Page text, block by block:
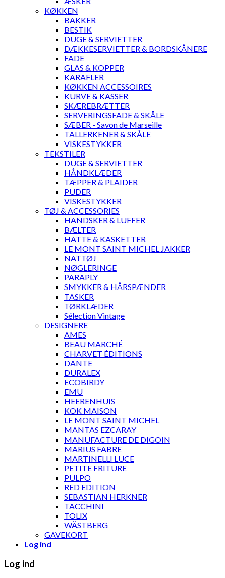
KØKKEN
BAKKER
BESTIK
DUGE & SERVIETTER
DÆKKESERVIETTER & BORDSKÅNERE
FADE
GLAS & KOPPER
KARAFLER
KØKKEN ACCESSOIRES
KURVE & KASSER
SKÆREBRÆTTER
SERVERINGSFADE & SKÅLE
SÆBER - Savon de Marseille
TALLERKENER & SKÅLE
VISKESTYKKER
TEKSTILER
DUGE & SERVIETTER
HÅNDKLÆDER
TÆPPER & PLAIDER
PUDER
VISKESTYKKER
TØJ & ACCESSORIES
HANDSKER & LUFFER
BÆLTER
HATTE & KASKETTER
LE MONT SAINT MICHEL JAKKER
NATTØJ
NØGLERINGE
PARAPLY
SMYKKER & HÅRSPÆNDER
TASKER
TØRKLÆDER
Sélection Vintage
DESIGNERE
AMES
BEAU MARCHÉ
CHARVET ÉDITIONS
DANTE
DURALEX
ECOBIRDY
EMU
HEERENHUIS
KOK MAISON
LE MONT SAINT MICHEL
MANTAS EZCARAY
MANUFACTURE DE DIGOIN
MARIUS FABRE
MARTINELLI LUCE
PETITE FRITURE
PULPO
RED EDITION
SEBASTIAN HERKNER
TACCHINI
TOLIX
WÄSTBERG
GAVEKORT
Log ind
Log ind